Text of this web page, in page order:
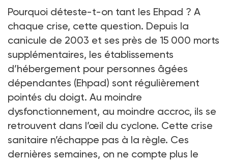
Pourquoi déteste-t-on tant les Ehpad ? A
chaque crise, cette question. Depuis la
canicule de 2003 et ses près de 15 000 morts
supplémentaires, les établissements
d’hébergement pour personnes âgées
dépendantes (Ehpad) sont régulièrement
pointés du doigt. Au moindre
dysfonctionnement, au moindre accroc, ils se
retrouvent dans l’œil du cyclone. Cette crise
sanitaire n’échappe pas à la règle. Ces
dernières semaines, on ne compte plus le